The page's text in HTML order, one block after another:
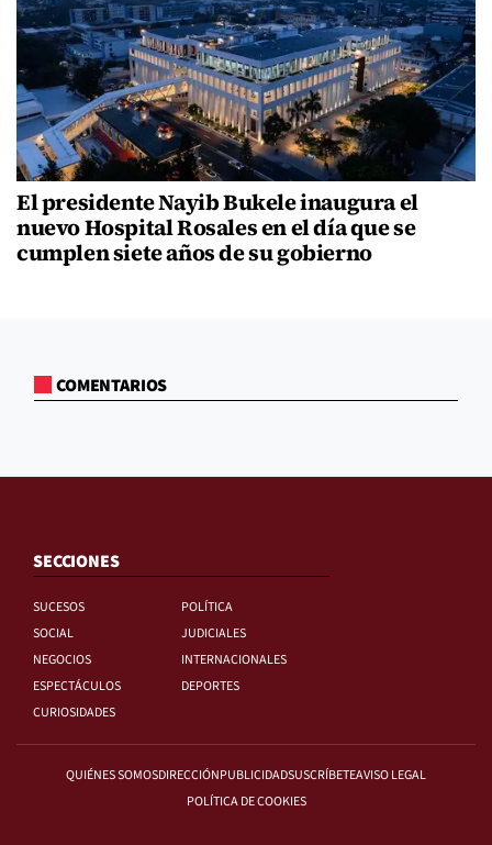
El presidente Nayib Bukele inaugura el
nuevo Hospital Rosales en el día que se
cumplen siete años de su gobierno
COMENTARIOS
SECCIONES
SUCESOS
POLÍTICA
SOCIAL
JUDICIALES
NEGOCIOS
INTERNACIONALES
ESPECTÁCULOS
DEPORTES
CURIOSIDADES
QUIÉNES SOMOSDIRECCIÓNPUBLICIDADSUSCRÍBETEAVISO LEGAL
POLÍTICA DE COOKIES